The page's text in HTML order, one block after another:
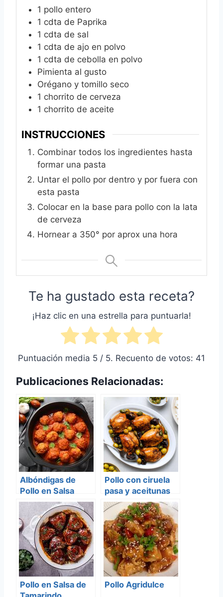
1 pollo entero
1 cdta de Paprika
1 cdta de sal
1 cdta de ajo en polvo
1 cdta de cebolla en polvo
Pimienta al gusto
Orégano y tomillo seco
1 chorrito de cerveza
1 chorrito de aceite
INSTRUCCIONES
Combinar todos los ingredientes hasta
formar una pasta
Untar el pollo por dentro y por fuera con
esta pasta
Colocar en la base para pollo con la lata
de cerveza
Hornear a 350° por aprox una hora
Te ha gustado esta receta?
¡Haz clic en una estrella para puntuarla!
Puntuación media 5 / 5. Recuento de votos: 41
Publicaciones Relacionadas:
Albóndigas de
Pollo en Salsa
Pollo con ciruela
pasa y aceitunas
Pollo en Salsa de
Pollo Agridulce